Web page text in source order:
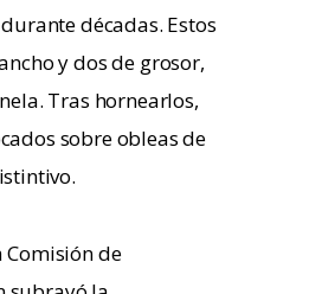
décadas. Estos
y dos de grosor,
Tras hornearlos,
sobre obleas de
Comisión de